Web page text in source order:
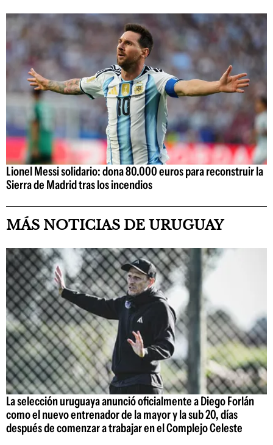
Lionel Messi solidario: dona 80.000 euros para reconstruir la
Sierra de Madrid tras los incendios
MÁS NOTICIAS DE URUGUAY
La selección uruguaya anunció oficialmente a Diego Forlán
como el nuevo entrenador de la mayor y la sub 20, días
después de comenzar a trabajar en el Complejo Celeste